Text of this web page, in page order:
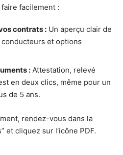
facilement :
contrats : Un aperçu clair de
et options
: Attestation, relevé
en deux clics, même pour un
de 5 ans.
rendez-vous dans la
et cliquez sur l’icône PDF.